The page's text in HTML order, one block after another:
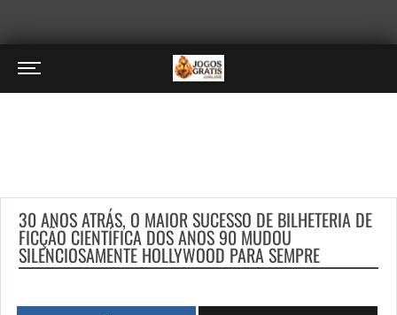
30 ANOS ATRÁS, O MAIOR SUCESSO DE BILHETERIA DE
FICÇÃO CIENTÍFICA DOS ANOS 90 MUDOU
SILENCIOSAMENTE HOLLYWOOD PARA SEMPRE